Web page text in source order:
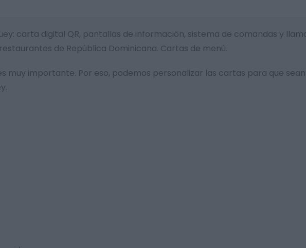
carta digital QR, pantallas de información, sistema de comandas y
de República Dominicana. Cartas de menú.
muy importante. Por eso, podemos personalizar las cartas para que